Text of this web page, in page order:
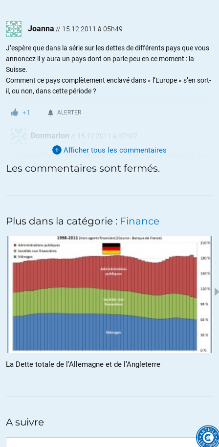
Joanna // 15.12.2011 à 05h49
J’espère que dans la série sur les dettes de différents pays que vous
annoncez il y aura un pays dont on parle peu en ce moment : la
Suisse.
Comment ce pays complètement enclavé dans « l’Europe » s’en sort-
il, ou non, dans cette période ?
+1 ALERTER
Donmarlon // 15.12.2011 à 07h07
La Suisse s’en est sortie plus ou moins bien jusqu’à présent et non
pas en raison de l’exode fiscal ou du secret bancaire comme on
·Le pays a voté un frein à l’endettement en 2001, qui est entré
composants) a reculé à 38,3% en 2010 contre 52,4% en 2005.
l’emploi dans le secteur secondaire (industrie) a progressé au
troisième trimestre de 1% et celui dans le tertaire (services) de 0,7%.
Tout va bien, le bonheur est dans le pré et la Suisse est un pays de
en raison des effets de change qui plombent les comptes des
entreprises et une mini-récession est prévue au début 2012.
Pourquoi? Le franc suisse fait depuis le début de 2011 l’objet d’une
conséquences? Ben nul ne sait en Suisse mais la facture risque de
faire très mal… A suivre donc mais l’inquiétude est bien présente
Pana
Il faut aussi expliquer pourquoi le chiffre du chômage CH est très
Afficher tous les commentaires
Les commentaires sont fermés.
Plus dans la catégorie : Finance
La Dette totale de l’Allemagne et de l’Angleterre
A suivre